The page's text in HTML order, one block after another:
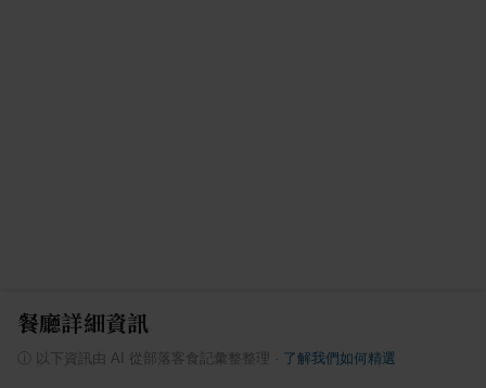
餐廳詳細資訊
以下資訊由 AI 從部落客食記彙整整理 了解我們如何精選